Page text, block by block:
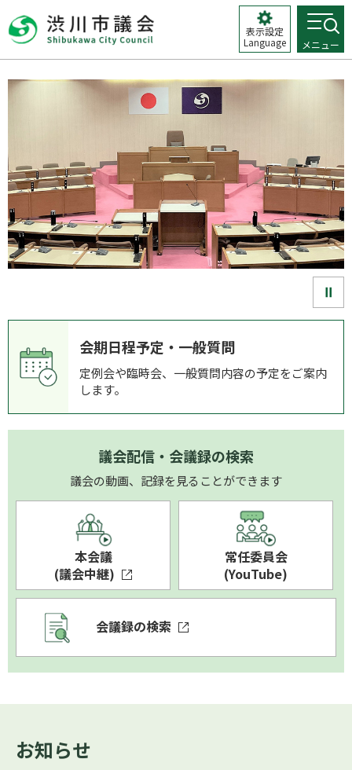
表示設定
Language
メニュー
会期日程予定・一般質問
定例会や臨時会、一般質問内容の予定をご案内
します。
議会配信・会議録の検索
議会の動画、記録を見ることができます
本会議
(議会中継)
常任委員会
(YouTube)
会議録の検索
お知らせ